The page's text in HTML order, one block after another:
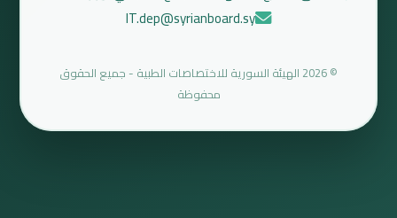
IT.dep@syrianboard.sy
© 2026 الهيئة السورية للاختصاصات الطبية - جميع الحقوق
محفوظة